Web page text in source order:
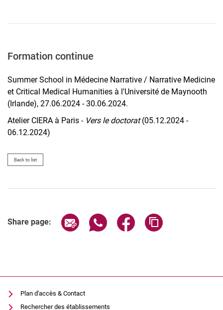
Formation continue
Summer School in Médecine Narrative / Narrative Medicine
et Critical Medical Humanities à l'Université de Maynooth
(Irlande), 27.06.2024 - 30.06.2024.
Atelier CIERA à Paris - Vers le doctorat(05.12.2024 -
06.12.2024)
Back to list
Share page: Share page via email
Share page via WhatsApp
Share page via
Plan d'accès & Contact
Rechercher des établissements